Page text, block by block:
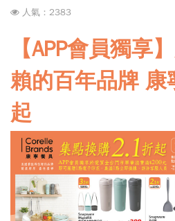
人氣：2383
【APP會員獨享
賴的百年品牌
起